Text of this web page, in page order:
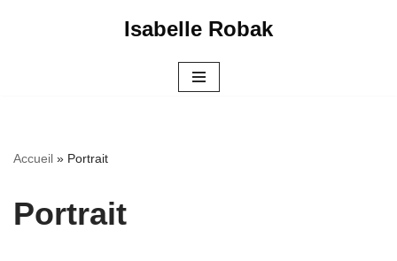
Isabelle Robak
Accueil » Portrait
Portrait